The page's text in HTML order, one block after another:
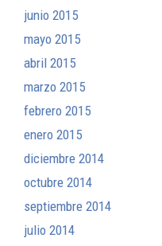
junio 2015
mayo 2015
abril 2015
marzo 2015
febrero 2015
enero 2015
diciembre 2014
octubre 2014
septiembre 2014
julio 2014